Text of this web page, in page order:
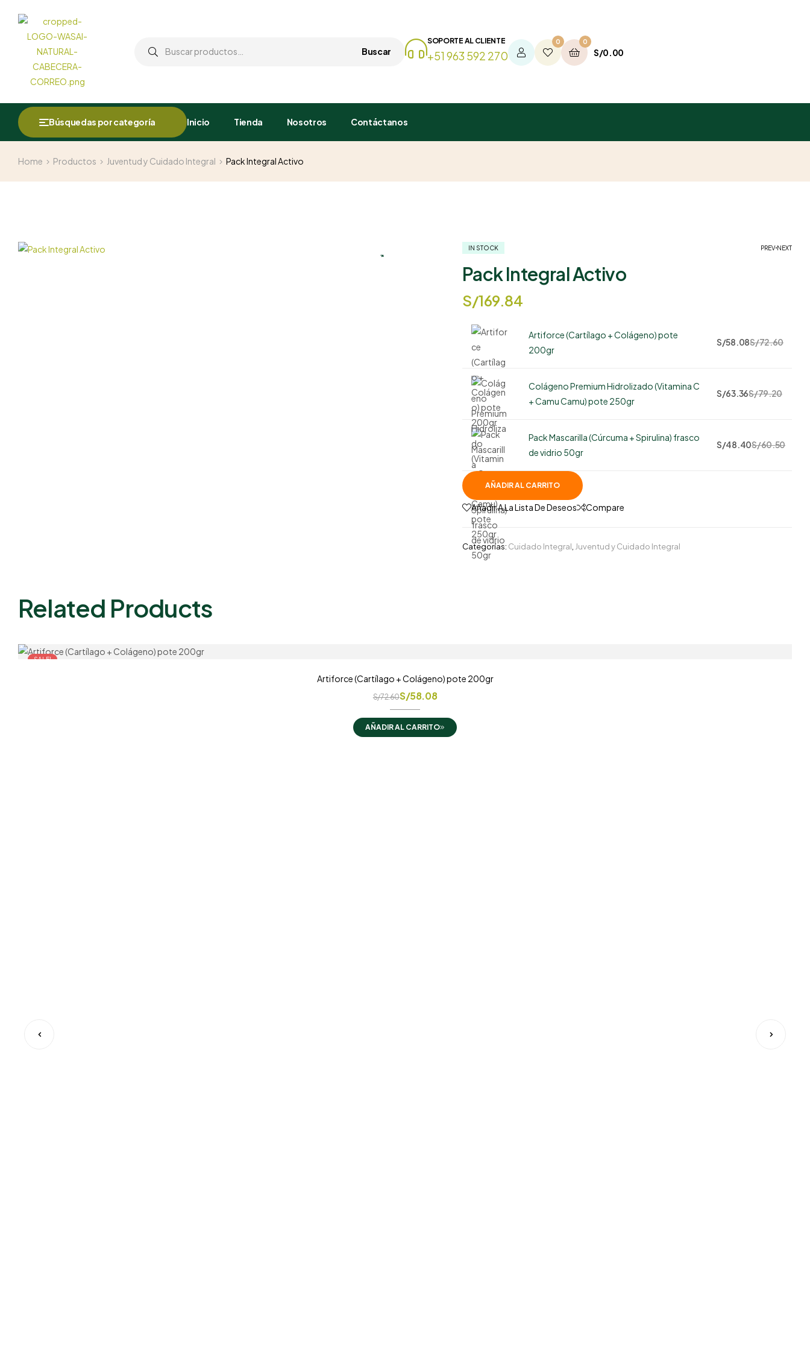
Buscar
SOPORTE AL CLIENTE
+51 963 592 270
0 0
S/0.00
Búsquedas por categoría Inicio Tienda Nosotros Contáctanos
Home Productos Juventud y Cuidado Integral Pack Integral Activo
IN STOCK PREV NEXT
Pack Integral Activo
S/169.84
Artiforce (Cartílago + Colágeno) pote
200gr
S/72.60
S/58.08
64
Colágeno Premium Hidrolizado (Vitamina C
+ Camu Camu) pote 250gr
S/79.20
S/63.36
66
Pack Mascarilla (Cúrcuma + Spirulina) frasco
de vidrio 50gr
S/60.50
S/48.40
41
AÑADIR AL CARRITO
Añadir A La Lista De Deseos Compare
Categorías: Cuidado Integral, Juventud y Cuidado Integral
Related Products
SALE!
Artiforce (Cartílago + Colágeno) pote 200gr
S/72.60S/58.08
AÑADIR AL CARRITO